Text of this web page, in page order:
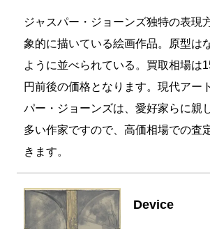
ジャスパー・ジョーンズ独特の表現
象的に描いている絵画作品。原型は
ように並べられている。買取相場は
円前後の価格となります。現代アー
パー・ジョーンズは、愛好家らに親
多い作家ですので、高価相場での査
きます。
Device